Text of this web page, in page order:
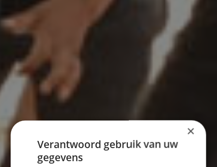
×
Verantwoord gebruik van uw
gegevens